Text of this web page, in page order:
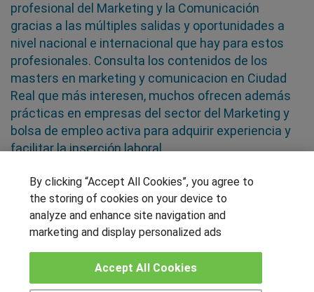
profesional del Marketing y la Comunicación
gracias a las múltiples salidas y oportunidades a
nivel nacional e internacional que hay para estos
profesionales. Consulta los contenidos de los
masters en marketing y comunicacion en Ciudad
Real que más interesen, muchos ofrecen además
prácticas en empresas del sector del Marketing y
bolsa de empleo activa para adquirir experiencia y
facilitar la inserción laboral
SÍGUENOS EN LAS REDES
OTROS GRUPOS DE INTERES
By clicking “Accept All Cookies”, you agree to
the storing of cookies on your device to
analyze and enhance site navigation and
marketing and display personalized ads
Accept All Cookies